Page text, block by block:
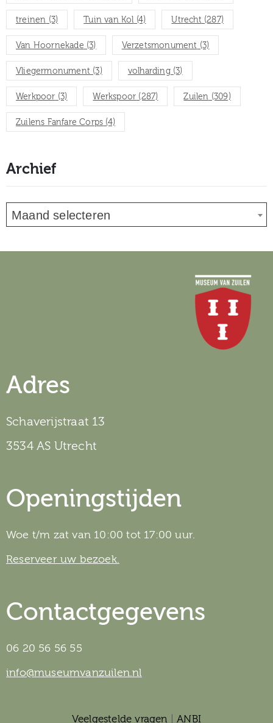
treinen (3) Tuin van Kol (4) Utrecht(287)
Van Hoornekade (3) Verzetsmonument (3)
Vliegermonument (3) volharding(3)
Werkpoor (3) Werkspoor (287) Zuilen (309)
Zuilens Fanfare Corps (4)
Archief
Maand selecteren
Adres
Schaverijstraat 13
3534 AS Utrecht
Openingstijden
Woe t/m zat van 10:00 tot 17:00 uur.
Reserveer uw bezoek.
Contactgegevens
06 20 56 56 55
info@museumvanzuilen.nl
Veelgestelde vragen |ANBI